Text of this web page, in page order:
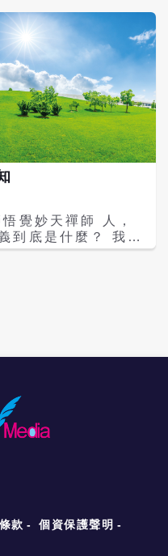
胞如果發生病變，
能？完全在於自己
有清淨的心，才能
果心不清淨、不自
種壓迫感，而細胞
，所以要以清淨、
內的細胞、器官、
要讓意識與心靈圓
清淨、智慧的心靈
界；也就是要讓意
「無我」狀態，這
世界
慧，都可以克服。
體，也必須突破生
的力量，不但可以
好一
然這是外在表現出
維持。 至於定
當定力養成以後，
；也可以讓自己的
身心的健康與自
礎以
即
定要照自己的方法
經驗，作為判斷衡
對事物做全盤了
其根源來自於眾生
。什麼是眾生的習
，這些習性都要徹
我們要特別留意自
塵全部解脫、全部
無法如願到達佛國
越本份的事就是
僅指發脾氣，或是
，心裡有不平怨
期望，到廟裡去求
成願望，這也是一
陀一樣的莊嚴，在
、圓融的氣質，就
，在當代物質主義
致今日「得魚忘
大相徑庭。 生物體
我之別。從這一點
的不大。然而，宗
靈性才是生命的主
的命運？我們是否
性、或是精神體的
的記憶會牢記於
就會不經思索立刻
fight or flight）」
的科學研究愈來愈
大腦與身心帶來許
本能。 前陽明
剛經》與《心經》
，可以引領人類升
設模式：打或逃。
這決定於大腦的情
期記憶的海馬迴。
金
開示的「無所住而
妙天禪師 人，
底是什麼？ 我們
的？首先是因緣關
體附在上面，這個
所有前世累積而來
最後「色、受、
墜地。 一個人
活動，在往生前，
因為這些神識的關
我們的靈體本來就
款
個資保護聲明